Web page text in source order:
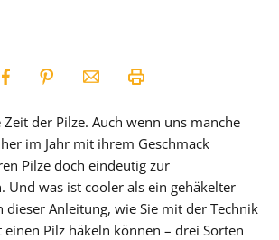
der Pilze. Auch wenn uns manche
im Jahr mit ihrem Geschmack
Pilze doch eindeutig zur
Und was ist cooler als ein gehäkelter
dieser Anleitung, wie Sie mit der Technik
Pilz häkeln können – drei Sorten